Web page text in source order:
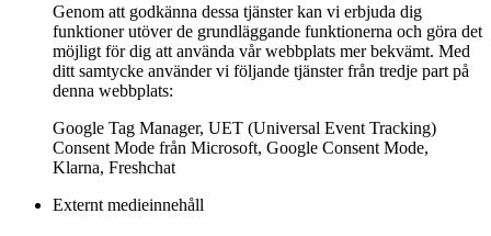
Genom att godkänna dessa tjänster kan vi erbjuda dig
funktioner utöver de grundläggande funktionerna och göra det
möjligt för dig att använda vår webbplats mer bekvämt. Med
ditt samtycke använder vi följande tjänster från tredje part på
denna webbplats:
Google Tag Manager, UET (Universal Event Tracking)
Consent Mode från Microsoft, Google Consent Mode,
Klarna, Freshchat
Externt medieinnehåll